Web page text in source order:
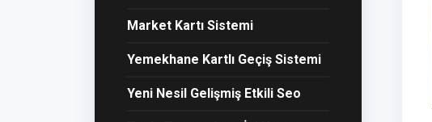
Market Kartı Sistemi
Yemekhane Kartlı Geçiş Sistemi
Yeni Nesil Gelişmiş Etkili Seo